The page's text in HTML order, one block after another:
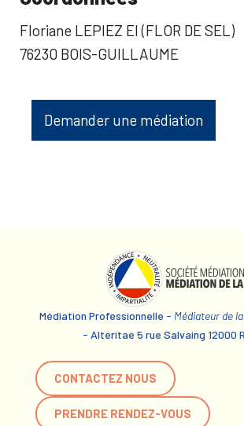
Floriane LEPIEZ EI (FLOR DE SEL)
76230 BOIS-GUILLAUME
Demander une médiation
Médiation Professionnelle - Médiateur de
- Alteritae 5 rue Salvaing 12000
CONTACTEZ NOUS
PRENDRE RENDEZ-VOUS